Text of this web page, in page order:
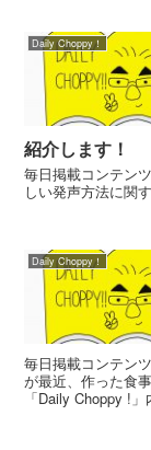
Daily Choppy！
紹介します！
毎日掲載コンテン
しい発声方法に関
Daily Choppy！
毎日掲載コンテン
が最近、作った食
「Daily Choppy !